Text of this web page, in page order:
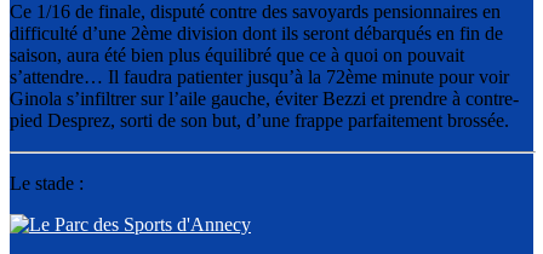
Ce 1/16 de finale, disputé contre des savoyards pensionnaires en
difficulté d’une 2ème division dont ils seront débarqués en fin de
saison, aura été bien plus équilibré que ce à quoi on pouvait
s’attendre… Il faudra patienter jusqu’à la 72ème minute pour voir
Ginola s’infiltrer sur l’aile gauche, éviter Bezzi et prendre à contre-
pied Desprez, sorti de son but, d’une frappe parfaitement brossée.
Le stade :